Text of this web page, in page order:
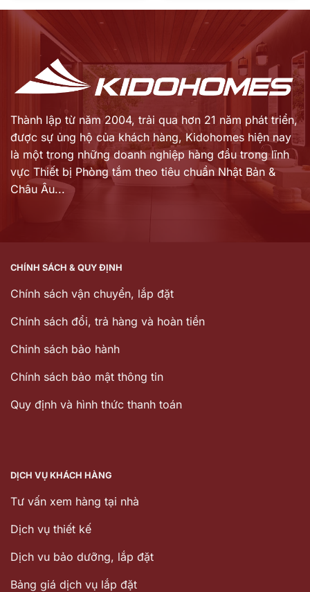
20.307.000 ₫.
13.966.000 ₫.
Thành lập từ năm 2004, trải qua hơn 21 năm phát triển,
được sự ủng hộ của khách hàng, Kidohomes hiện nay
là một trong những doanh nghiệp hàng đầu trong lĩnh
vực Thiết bị Phòng tắm theo tiêu chuẩn Nhật Bản &
Châu Âu...
CHÍNH SÁCH & QUY ĐỊNH
Chính sách vận chuyển, lắp đặt
Chính sách đổi, trả hàng và hoàn tiền
Chinh sách bảo hành
Chính sách bảo mật thông tin
Quy định và hình thức thanh toán
DỊCH VỤ KHÁCH HÀNG
Tư vấn xem hàng tại nhà
Dịch vụ thiết kế
Dịch vu bảo dưỡng, lắp đặt
Bảng giá dịch vụ lắp đặt